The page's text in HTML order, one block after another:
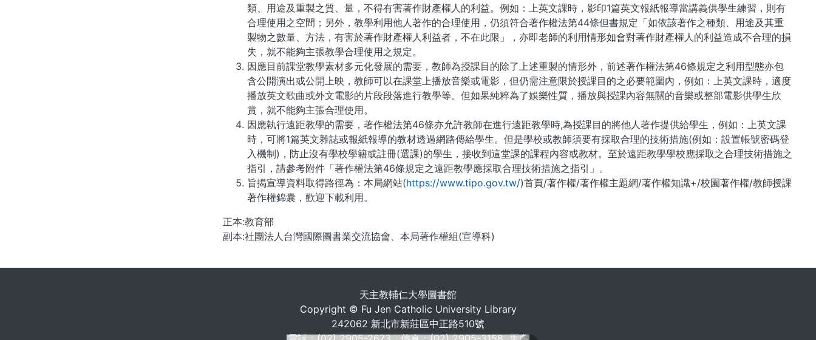
類、用途及重製之質、量，不得有害著作財產權人的利益。例如：上英文課時，影印1篇英文報紙報導當講義供學生練習，則有
合理使用之空間；另外，教學利用他人著作的合理使用，仍須符合著作權法第44條但書規定「如依該著作之種類、用途及其重
製物之數量、方法，有害於著作財產權人利益者，不在此限」，亦即老師的利用情形如會對著作財產權人的利益造成不合理的損
失，就不能夠主張教學合理使用之規定。
因應目前課堂教學素材多元化發展的需要，教師為授課目的除了上述重製的情形外，前述著作權法第46條規定之利用型態亦包
含公開演出或公開上映，教師可以在課堂上播放音樂或電影，但仍需注意限於授課目的之必要範圍內，例如：上英文課時，適度
播放英文歌曲或外文電影的片段段落進行教學等。但如果純粹為了娛樂性質，播放與授課內容無關的音樂或整部電影供學生欣
賞，就不能夠主張合理使用。
因應執行遠距教學的需要，著作權法第46條亦允許教師在進行遠距教學時,為授課目的將他人著作提供給學生，例如：上英文課
時，可將1篇英文雜誌或報紙報導的教材透過網路傳給學生。但是學校或教師須要有採取合理的技術措施(例如：設置帳號密碼登
入機制)，防止沒有學校學籍或註冊(選課)的學生，接收到這堂課的課程內容或教材。至於遠距教學學校應採取之合理技術措施之
指引，請參考附件「著作權法第46條規定之遠距教學應採取合理技術措施之指引」。
旨揭宣導資料取得路徑為：本局網站(https://www.tipo.gov.tw/)首頁/著作權/著作權主題網/著作權知識+/校園著作權/教師授課
著作權錦囊，歡迎下載利用。
正本:教育部
副本:社團法人台灣國際圖書業交流協會、本局著作權組(宣導科)
天主教輔仁大學圖書館
Copyright © Fu Jen Catholic University Library
242062 新北市新莊區中正路510號